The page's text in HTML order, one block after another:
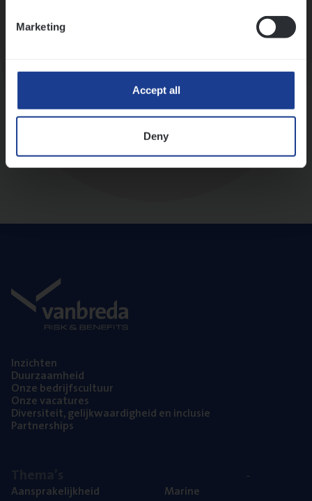
Marketing
Accept all
Deny
Inzich­ten
Duur­zaam­heid
Onze bedrijfs­cul­tuur
Onze vaca­tu­res
Diver­si­teit, gelijk­waar­dig­heid en inclusie
Part­ner­ships
Aan­spra­ke­lijk­heid
Mari­ne